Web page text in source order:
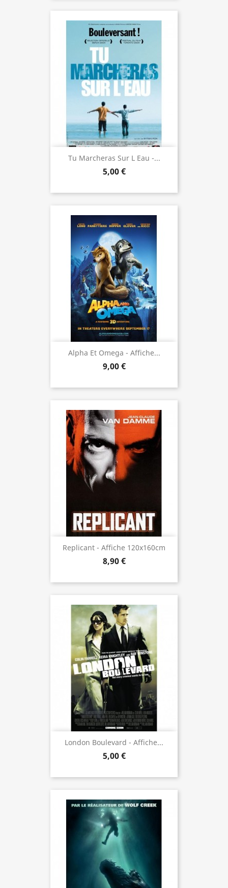
Tu Marcheras Sur L Eau -...
5,00 €
Alpha Et Omega - Affiche...
9,00 €
Replicant - Affiche 120x160cm
8,90 €
London Boulevard - Affiche...
5,00 €